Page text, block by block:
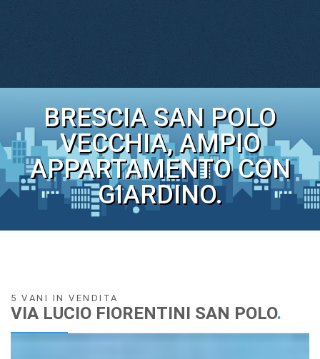
BRESCIA SAN POLO
VECCHIA, AMPIO
APPARTAMENTO CON
GIARDINO.
5 VANI IN VENDITA
VIA LUCIO FIORENTINI SAN POLO.